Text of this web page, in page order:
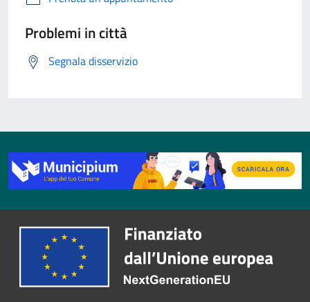
Problemi in città
Segnala disservizio